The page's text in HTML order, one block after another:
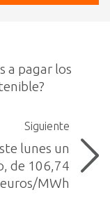
a pagar los
Siguiente
lunes un
de 106,74
euros/MWh